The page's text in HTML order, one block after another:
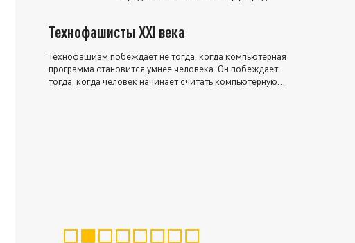
Технофашисты XXI века
Технофашизм побеждает не тогда, когда компьютерная
программа становится умнее человека. Он побеждает
тогда, когда человек начинает считать компьютерную